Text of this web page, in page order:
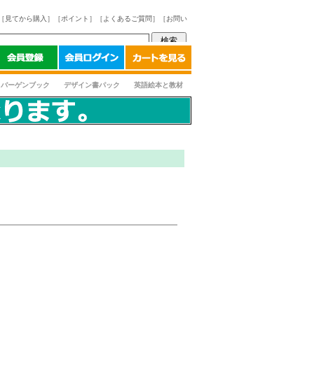
［見てから購入］ ［ポイント］ ［よくあるご質問］
［お問い
バーゲンブック デザイン書パック 英語絵本と教材